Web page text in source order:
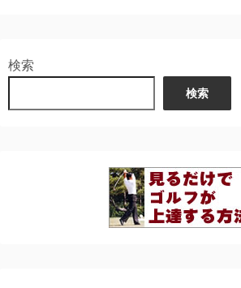
検索
検索